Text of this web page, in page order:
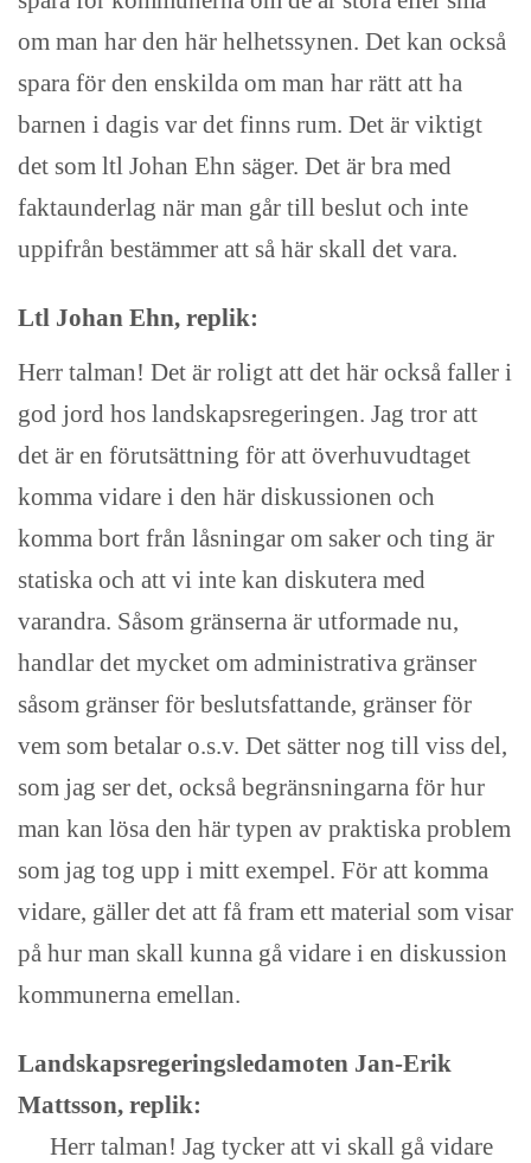
om man har den här helhetssynen. Det kan också
spara för den enskilda om man har rätt att ha
barnen i dagis var det finns rum. Det är viktigt
det som ltl Johan Ehn säger. Det är bra med
faktaunderlag när man går till beslut och inte
uppifrån bestämmer att så här skall det vara.
Ltl Johan Ehn, replik:
Herr talman! Det är roligt att det här också faller i
god jord hos landskapsregeringen. Jag tror att
det är en förutsättning för att överhuvudtaget
komma vidare i den här diskussionen och
komma bort från låsningar om saker och ting är
statiska och att vi inte kan diskutera med
varandra. Såsom gränserna är utformade nu,
handlar det mycket om administrativa gränser
såsom gränser för beslutsfattande, gränser för
vem som betalar o.s.v. Det sätter nog till viss del,
som jag ser det, också begränsningarna för hur
man kan lösa den här typen av praktiska problem
som jag tog upp i mitt exempel. För att komma
vidare, gäller det att få fram ett material som visar
på hur man skall kunna gå vidare i en diskussion
kommunerna emellan.
Landskapsregeringsledamoten Jan-Erik
Mattsson, replik:
Herr talman! Jag tycker att vi skall gå vidare